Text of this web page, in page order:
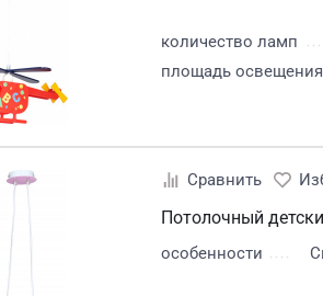
количество ламп
площадь освещения
Потолочный
особенности